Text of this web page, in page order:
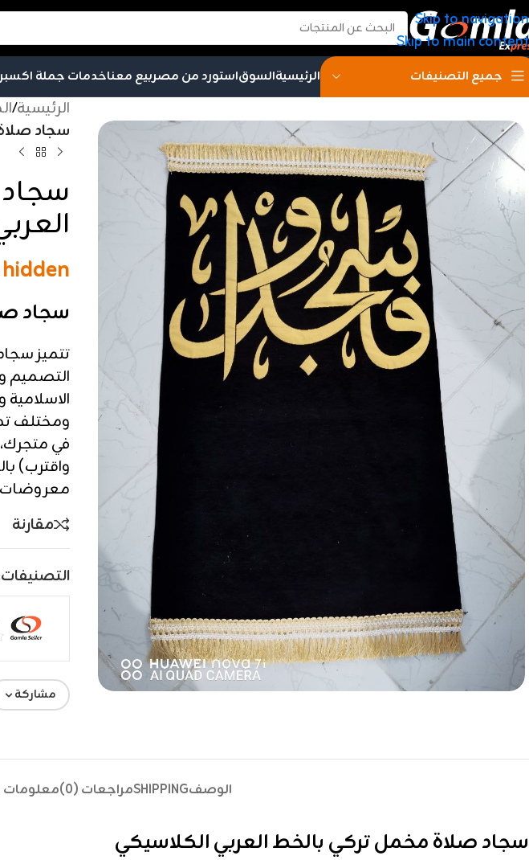
Skip to navigation
Skip to main content
جميع التصنيفات الرئيسيةالسوقاستورد من مصربيع معناخدمات جملة
الرئيسية/
سجاد
سجاد
تتميز
التصميم
ومختلف
في
واقترب)
معروضات
مقارنة
مشاركة
الوصفSHIPPINGمراجعات (0) معلومات
سجاد صلاة مخمل تركي بالخط العربي الكلاسيكي